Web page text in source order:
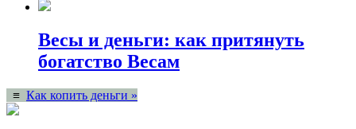
Весы и деньги: как притянуть
богатство Весам
≡ Как копить деньги »